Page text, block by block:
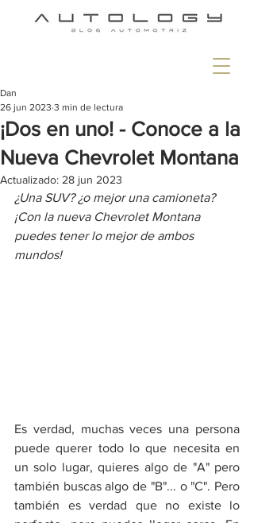
¡Dos en uno! - Conoce a la
Nueva Chevrolet Montana
Dan
26 jun 2023 3 min de lectura
Actualizado: 28 jun 2023
¿Una SUV? ¿o mejor una camioneta?
¡Con la nueva Chevrolet Montana
puedes tener lo mejor de ambos
mundos!
Es verdad, muchas veces una persona
puede querer todo lo que necesita en
un solo lugar, quieres algo de "A" pero
también buscas algo de "B"... o "C". Pero
también es verdad que no existe lo